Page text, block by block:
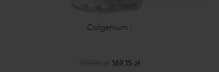
Colgenium \
169,15 zł